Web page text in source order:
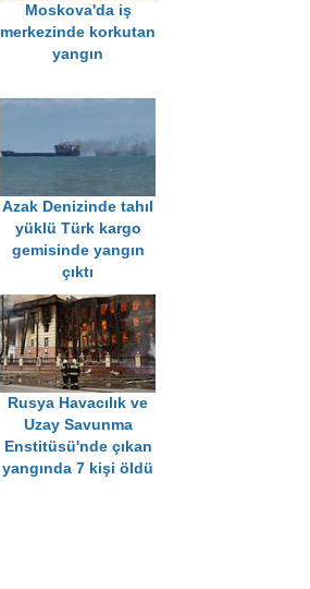
Moskova'da iş
merkezinde korkutan
yangın
Azak Denizinde tahıl
yüklü Türk kargo
gemisinde yangın
çıktı
Rusya Havacılık ve
Uzay Savunma
Enstitüsü'nde çıkan
yangında 7 kişi öldü